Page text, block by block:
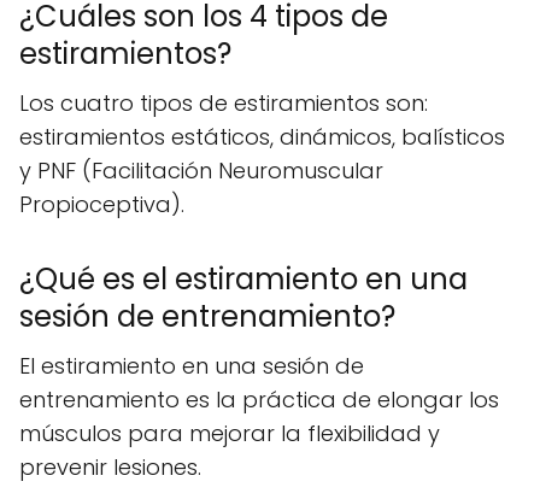
¿Cuáles son los 4 tipos de
estiramientos?
Los cuatro tipos de estiramientos son:
estiramientos estáticos, dinámicos, balísticos
y PNF (Facilitación Neuromuscular
Propioceptiva).
¿Qué es el estiramiento en una
sesión de entrenamiento?
El estiramiento en una sesión de
entrenamiento es la práctica de elongar los
músculos para mejorar la flexibilidad y
prevenir lesiones.